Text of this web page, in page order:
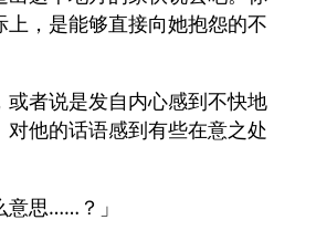
上，是能够直接向她抱怨的不
或者说是发自内心感到不快地
对他的话语感到有些在意之处
意思……？」